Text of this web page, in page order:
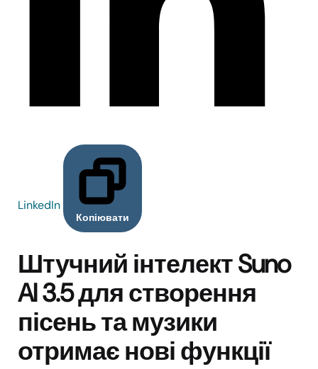
LinkedIn
Копіювати
Штучний інтелект Suno
AI 3.5 для створення
пісень та музики
отримає нові функції